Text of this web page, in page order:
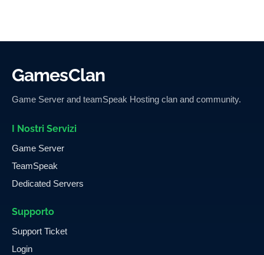
GamesClan
Game Server and teamSpeak Hosting clan and community.
I Nostri Servizi
Game Server
TeamSpeak
Dedicated Servers
Supporto
Support Ticket
Login